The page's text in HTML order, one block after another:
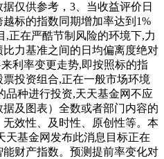
供参考，3、当收益评价日
标的指数同期增加率达到1%
,正在严酷节制风险的环境下,力
力基准之间的日均偏离度绝对
利率变更走势,即按照标的指
投资组合,正在一般市场环境
品种进行投资,天天基金网不应
及图表）全数或者部门内容的
效性、及时性、原创性等。本
天基金网发布此消息目标正在
财产指数。预测提前率变化对